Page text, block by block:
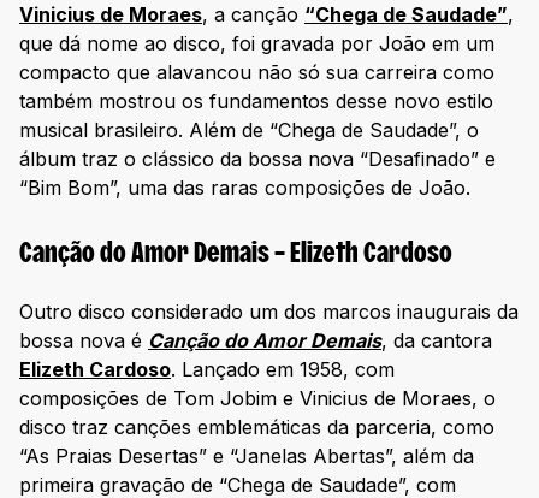
Vinicius de Moraes, a canção “Chega de Saudade”,
que dá nome ao disco, foi gravada por João em um
compacto que alavancou não só sua carreira como
também mostrou os fundamentos desse novo estilo
musical brasileiro. Além de “Chega de Saudade”, o
álbum traz o clássico da bossa nova “Desafinado” e
“Bim Bom”, uma das raras composições de João.
Canção do Amor Demais – Elizeth Cardoso
Outro disco considerado um dos marcos inaugurais da
bossa nova é Canção do Amor Demais, da cantora
Elizeth Cardoso. Lançado em 1958, com
composições de Tom Jobim e Vinicius de Moraes, o
disco traz canções emblemáticas da parceria, como
“As Praias Desertas” e “Janelas Abertas”, além da
primeira gravação de “Chega de Saudade”, com